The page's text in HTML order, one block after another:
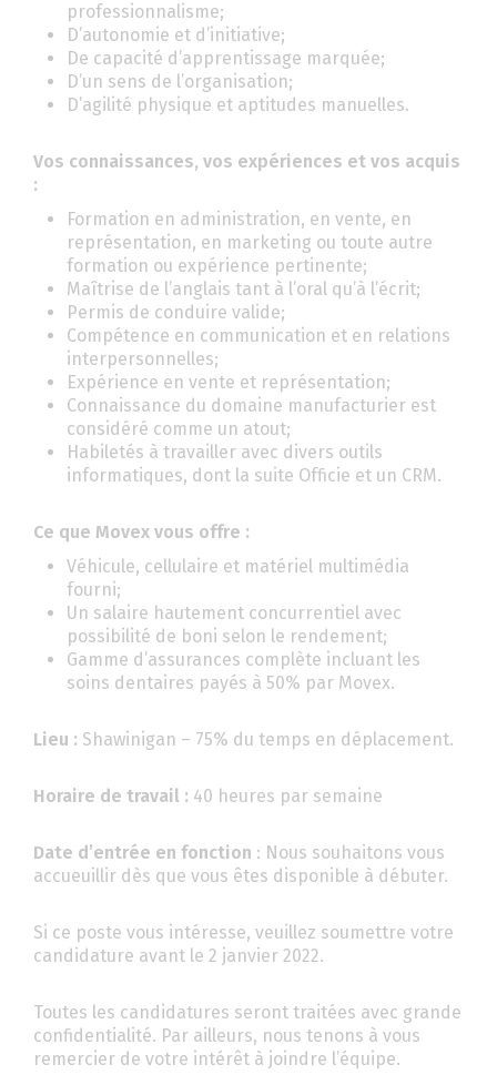
professionnalisme;
D’autonomie et d’initiative;
De capacité d’apprentissage marquée;
D’un sens de l’organisation;
D’agilité physique et aptitudes manuelles.
Vos connaissances, vos expériences et vos acquis
:
Formation en administration, en vente, en
représentation, en marketing ou toute autre
formation ou expérience pertinente;
Maîtrise de l’anglais tant à l’oral qu’à l’écrit;
Permis de conduire valide;
Compétence en communication et en relations
interpersonnelles;
Expérience en vente et représentation;
Connaissance du domaine manufacturier est
considéré comme un atout;
Habiletés à travailler avec divers outils
informatiques, dont la suite Officie et un CRM.
Ce que Movex vous offre :
Véhicule, cellulaire et matériel multimédia
fourni;
Un salaire hautement concurrentiel avec
possibilité de boni selon le rendement;
Gamme d’assurances complète incluant les
soins dentaires payés à 50% par Movex.
Lieu : Shawinigan – 75% du temps en déplacement.
Horaire de travail : 40 heures par semaine
Date d’entrée en fonction : Nous souhaitons vous
accueuillir dès que vous êtes disponible à débuter.
Si ce poste vous intéresse, veuillez soumettre votre
candidature avant le 2 janvier 2022.
Toutes les candidatures seront traitées avec grande
confidentialité. Par ailleurs, nous tenons à vous
remercier de votre intérêt à joindre l’équipe.